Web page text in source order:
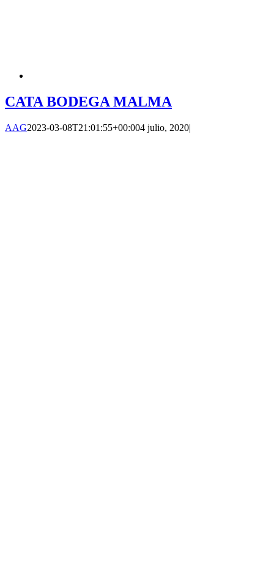
CATA BODEGA MALMA
AAG2023-03-08T21:01:55+00:004 julio, 2020|